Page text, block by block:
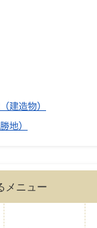
建造物）
地）
メニュー